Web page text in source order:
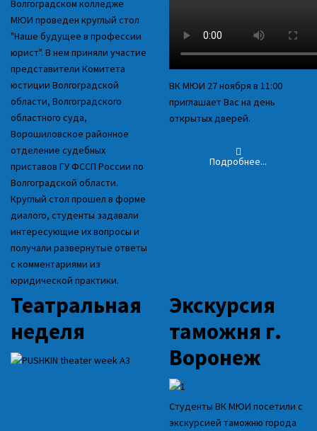
Волгоградском колледже
МЮИ проведен круглый стол
"Наше будущее в профессии
юрист". В нем приняли участие
представители Комитета
юстиции Волгоградской
области, Волгоградского
областного суда,
Ворошиловское районное
отделение судебных
приставов ГУ ФССП России по
Волгоградской области.
Круглый стол прошел в форме
диалого, студенты задавали
интересующие их вопросы и
получали развернутые ответы
с комментариями из
юридической практики.
ВК МЮИ 27 ноября в 11:00
приглашает Вас на день
открытых дверей.
Подробнее...
Театральная
неделя
Экскурсия
таможня г.
Воронеж
Студенты ВК МЮИ посетили с
экскурсией таможню города